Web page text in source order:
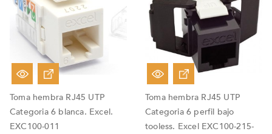
Toma hembra RJ45 UTP
Categoria 6 blanca. Excel.
EXC100-011
Toma hembra RJ45 UTP
Categoria 6 perfil bajo
tooless. Excel EXC100-215-